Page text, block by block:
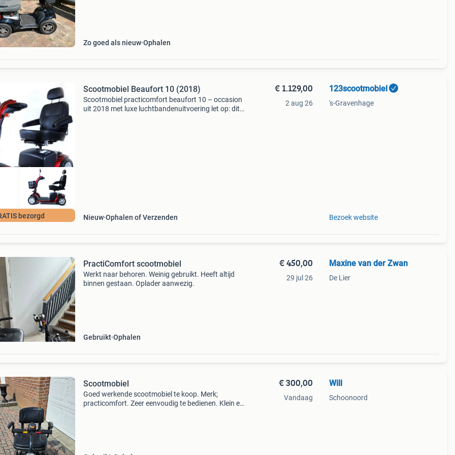
Zo goed als nieuw Ophalen
bezorgd
Scootmobiel Beaufort 10 (2018)
Scootmobiel practicomfort beaufort 10 – occasion
uit 2018 met luxe luchtbandenuitvoering let op: dit
Nieuw Ophalen of Verzenden
€ 1.129,00
2 aug 26
123scootmobiel
's-Gravenhage
Bezoek website
PractiComfort scootmobiel
Werkt naar behoren. Weinig gebruikt. Heeft altijd
binnen gestaan. Oplader aanwezig.
Gebruikt Ophalen
€ 450,00
29 jul 26
Maxine van der Zwan
De Lier
Scootmobiel
Goed werkende scootmobiel te koop. Merk;
practicomfort. Zeer eenvoudig te bedienen. Klein en
€ 300,00
Vandaag
Will
Schoonoord